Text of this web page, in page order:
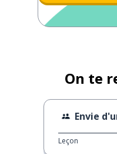
On te
Envie
Leçon